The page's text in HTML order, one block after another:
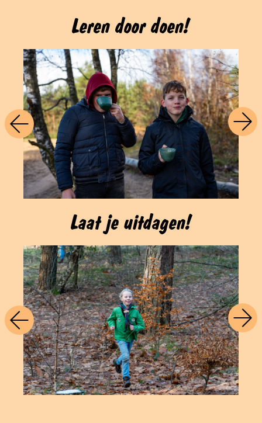
Leren door doen!
Laat je uitdagen!